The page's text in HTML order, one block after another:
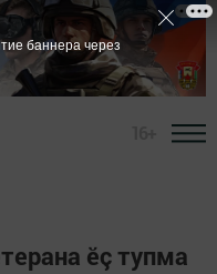
ӗç тупма
баннера через